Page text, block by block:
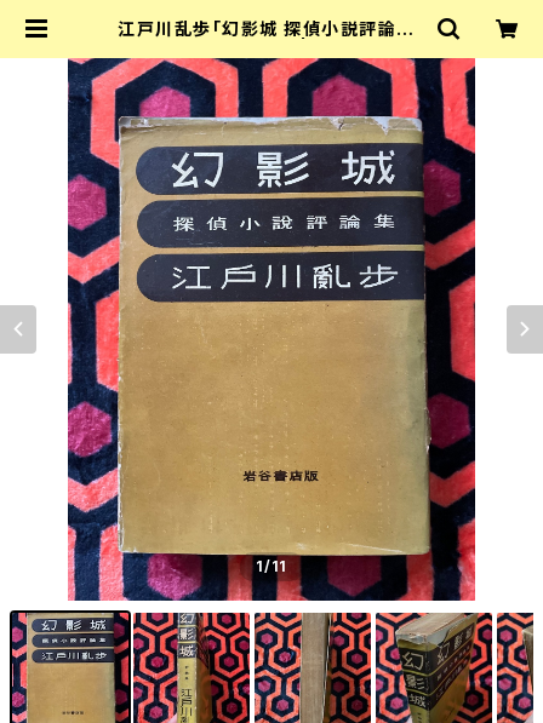
江戸川乱歩「幻影城 探偵小説評論集」
1/11